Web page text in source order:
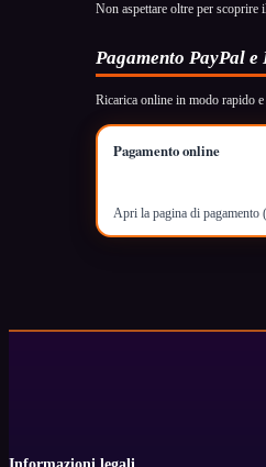
Non aspettare oltre per scoprire
Pagamento PayPal e
Ricarica online in modo rapido
Pagamento online
Apri la pagina di pagamento